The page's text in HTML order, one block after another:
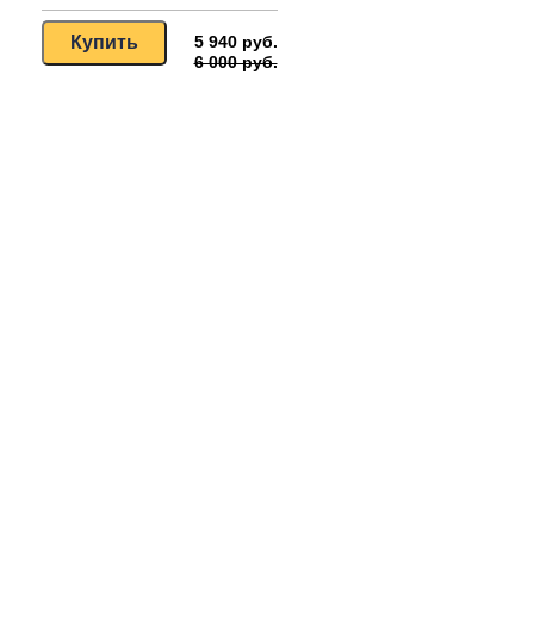
5 940 руб.
6 000 руб.